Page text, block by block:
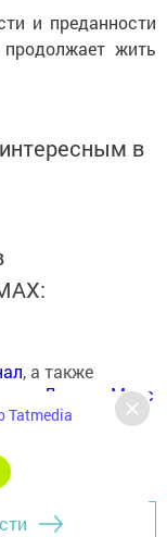
и преданности
жить
в
, а также
«Дзен» Макс
Tatmedia